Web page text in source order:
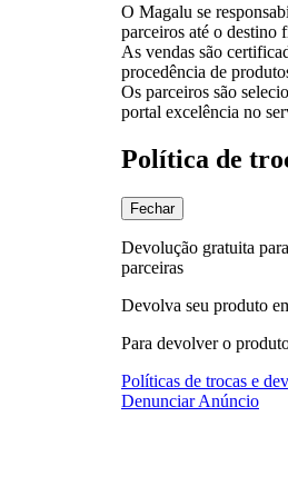
O Magalu se
parceiros até o destino
As vendas são
procedência de
Os parceiros são
portal excelência no
Política de
Fechar
Devolução gratuita
parceiras
Devolva seu produto
Para devolver o
Políticas de trocas e
Denunciar Anúncio